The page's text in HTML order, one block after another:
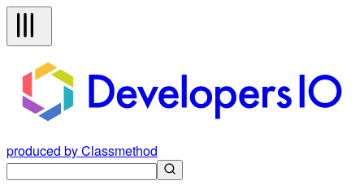
produced by Classmethod